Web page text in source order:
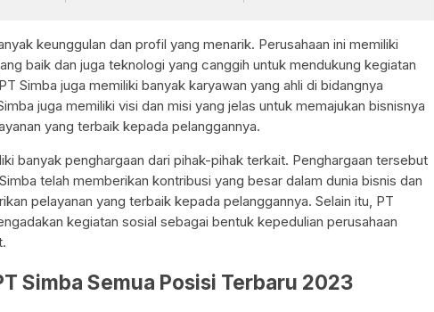
keunggulan dan profil yang menarik. Perusahaan ini memiliki
baik dan juga teknologi yang canggih untuk mendukung kegiatan
Simba juga memiliki banyak karyawan yang ahli di bidangnya
juga memiliki visi dan misi yang jelas untuk memajukan bisnisnya
yang terbaik kepada pelanggannya.
banyak penghargaan dari pihak-pihak terkait. Penghargaan tersebut
telah memberikan kontribusi yang besar dalam dunia bisnis dan
pelayanan yang terbaik kepada pelanggannya. Selain itu, PT
kegiatan sosial sebagai bentuk kepedulian perusahaan
Simba Semua Posisi Terbaru 2023